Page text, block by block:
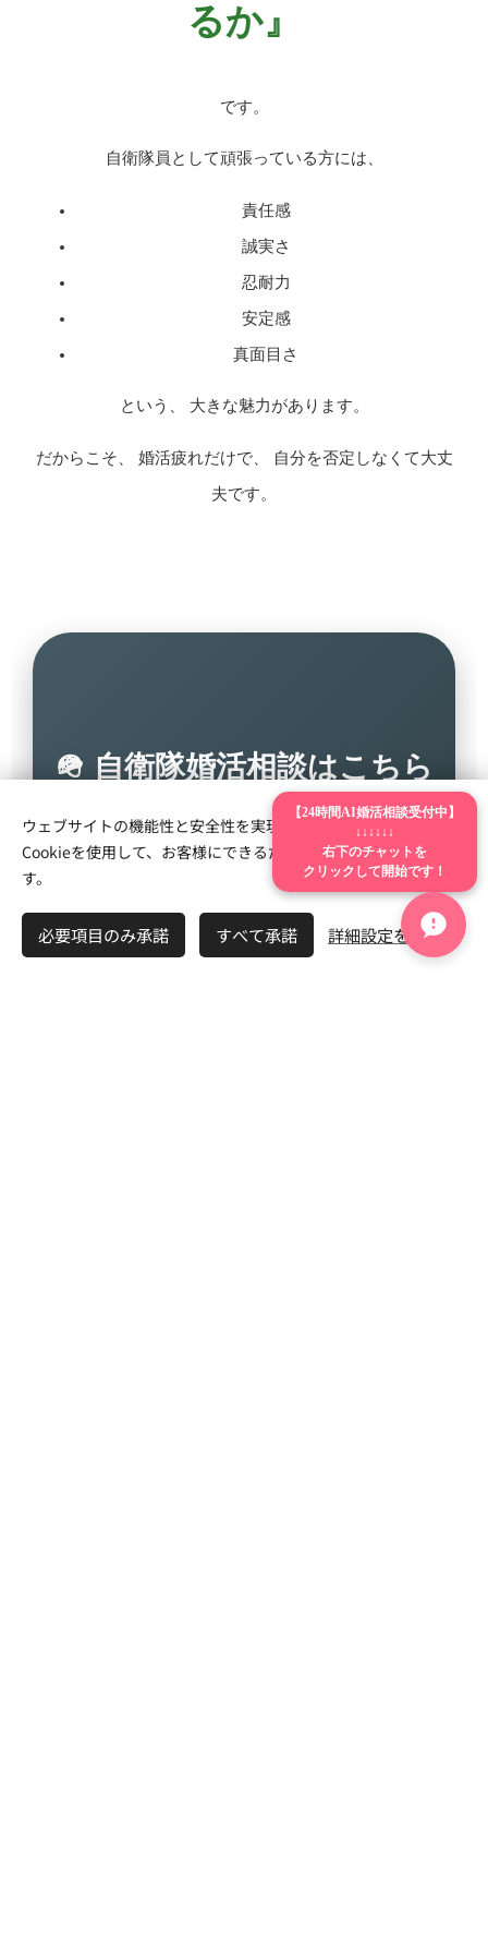
るか』
です。
自衛隊員として頑張っている方には、
責任感
誠実さ
忍耐力
安定感
真面目さ
という、 大きな魅力があります。
だからこそ、 婚活疲れだけで、 自分を否定しなくて大丈
夫です。
🪖 自衛隊婚活相談はこちら
自衛隊員特有の婚活疲れ
も、
ウェブサイトの機能性と安全性を実現するため、Webnodeは
Cookieを使用して、お客様にできるだけ最高の体験を提供しま
す。
必要項目のみ承諾 すべて承諾 詳細設定を開く
【24時間AI婚活相談受付中】
↓↓↓↓↓↓
右下のチャットを
クリックして開始です！